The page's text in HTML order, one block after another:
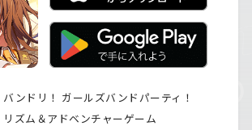
バンドリ！ ガールズバンドパーティ！
リズム＆アドベンチャーゲーム